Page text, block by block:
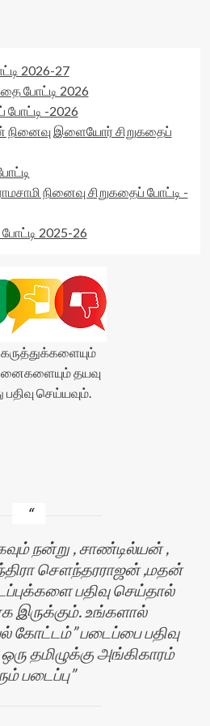
2026-27
போட்டி 2026
போட்டி -2026
இளையோர் சிறுகதைப்
நினைவு சிறுகதைப் போட்டி -
2025-26
தயவு
பதிவு செய்யவும்.
நன்று , சாண்டில்யன் ,
சௌந்தரராஜன் ,மதன்
பதிவு செய்தால்
இருக்கும். உங்களால்
கோட்டம்” படைப்பை பதிவு
தமிழுக்கு அங்கிகாரம்
படைப்பு